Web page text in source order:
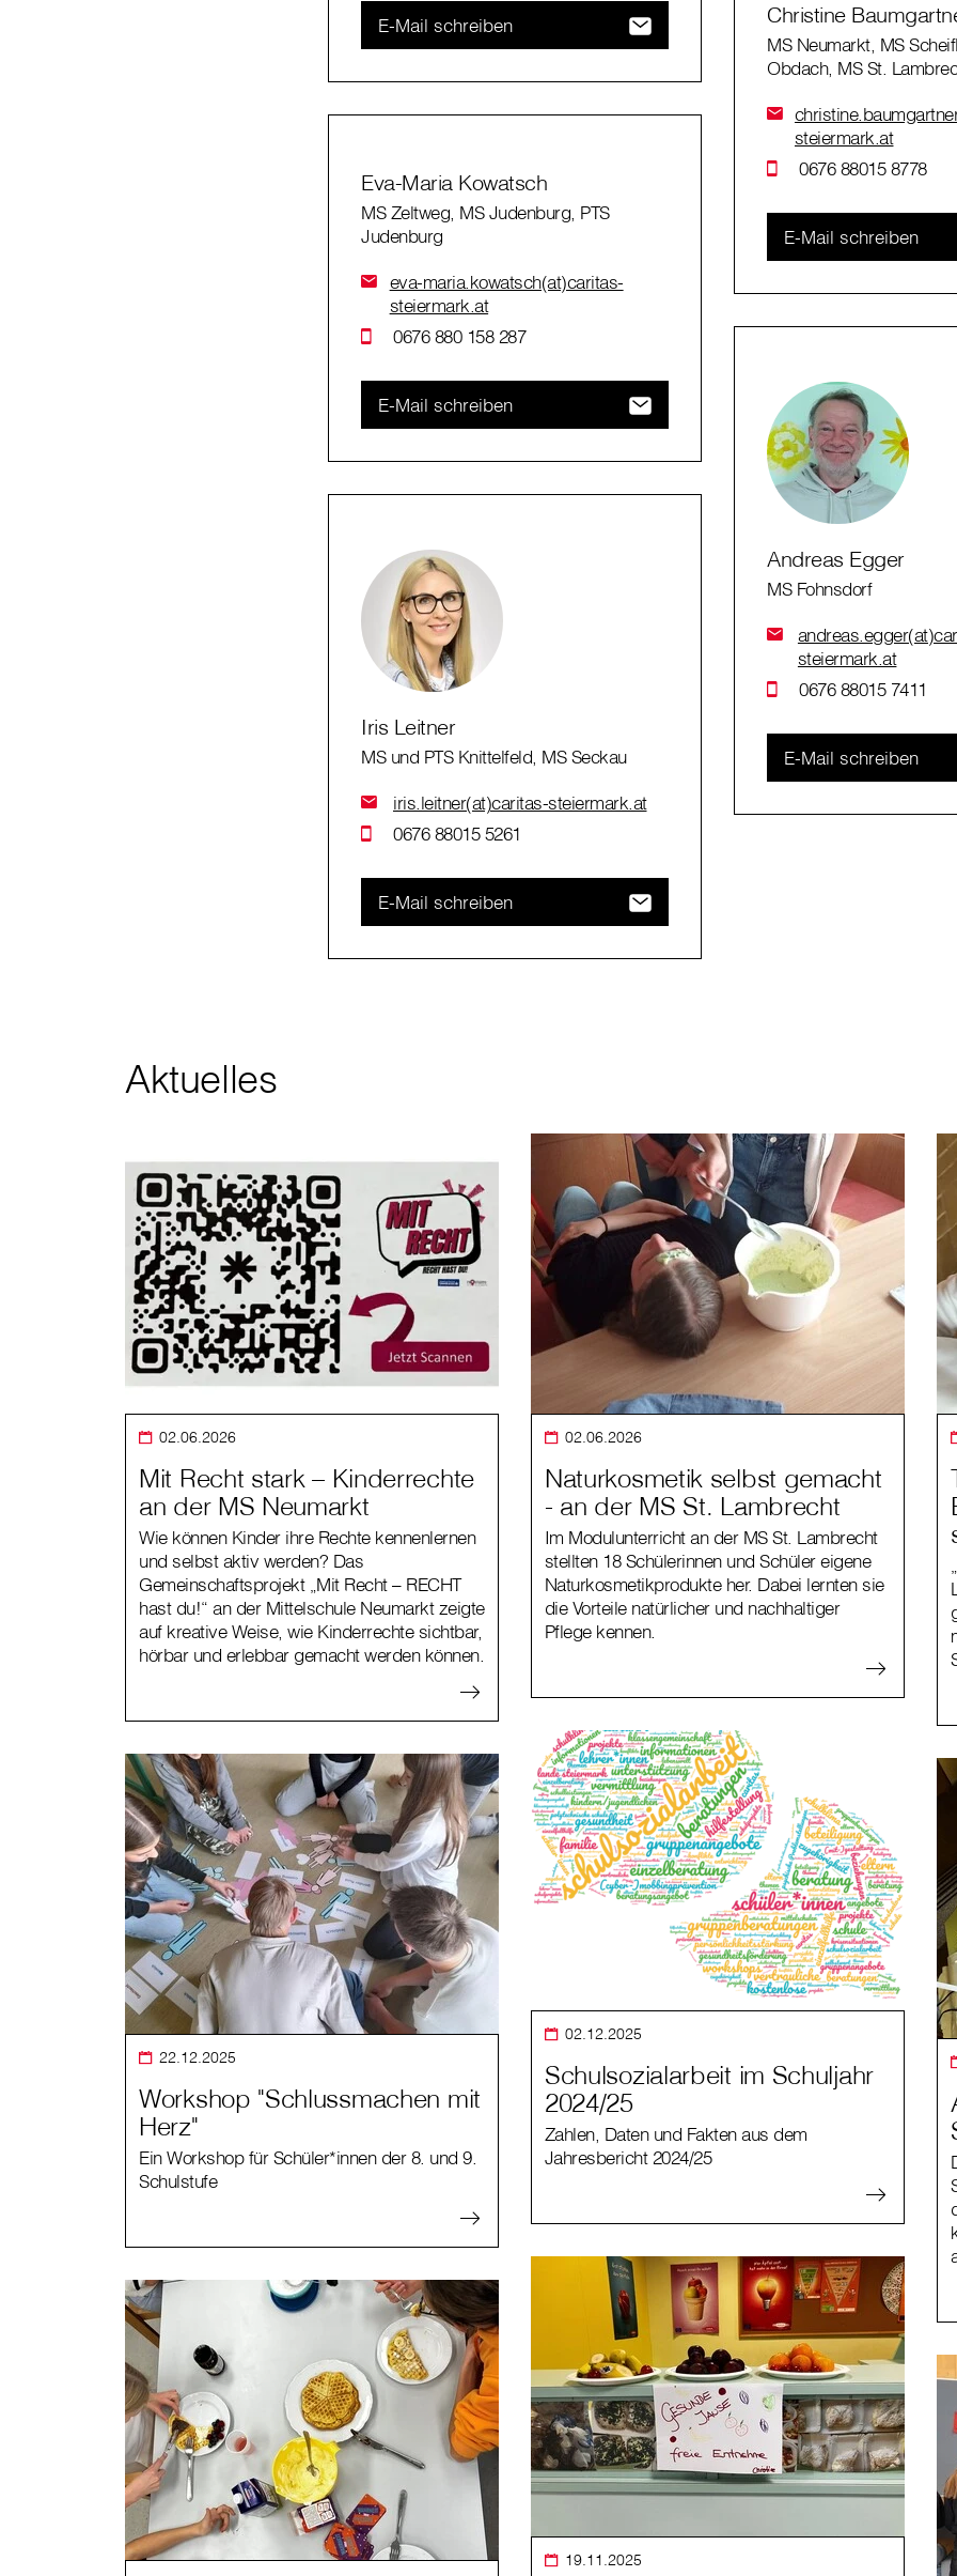
E-Mail schreiben Christine
MS Neumarkt, MS
Obdach, MS St.
steiermark.at
0676 88015 8778
E-Mail schreiben
Eva-Maria Kowatsch
MS Zeltweg, MS Judenburg, PTS
Judenburg
eva-maria.kowatsch(at)caritas-
steiermark.at
0676 880 158 287
E-Mail schreiben
Andreas Egger
MS Fohnsdorf
steiermark.at
0676 88015 7411
E-Mail schreiben
Iris Leitner
MS und PTS Knittelfeld, MS Seckau
iris.leitner(at)caritas-steiermark.at
0676 88015 5261
E-Mail schreiben
Aktuelles
02.06.2026
Mit Recht stark – Kinderrechte
an der MS Neumarkt
Wie können Kinder ihre Rechte kennenlernen
und selbst aktiv werden? Das
Gemeinschaftsprojekt „Mit Recht – RECHT
hast du!“ an der Mittelschule Neumarkt zeigte
auf kreative Weise, wie Kinderrechte sichtbar,
hörbar und erlebbar gemacht werden können.
02.06.2026
Naturkosmetik selbst gemacht
- an der MS St. Lambrecht
Im Modulunterricht an der MS St. Lambrecht
stellten 18 Schülerinnen und Schüler eigene
Naturkosmetikprodukte her. Dabei lernten sie
die Vorteile natürlicher und nachhaltiger
Pflege kennen.
22.12.2025
Workshop "Schlussmachen mit
Herz"
Ein Workshop für Schüler*innen der 8. und 9.
Schulstufe
02.12.2025
Schulsozialarbeit im Schuljahr
2024/25
Zahlen, Daten und Fakten aus dem
Jahresbericht 2024/25
19.11.2025